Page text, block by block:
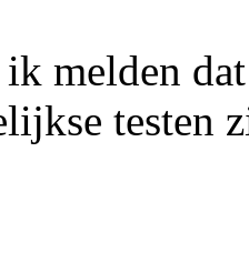
melden
testen